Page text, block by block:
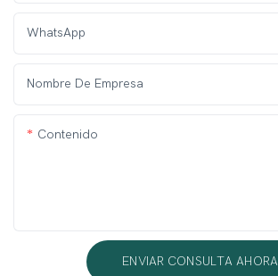
WhatsApp
Nombre De Empresa
Contenido
ENVIAR CONSULTA AHORA